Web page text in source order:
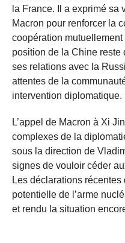
la France. Il a exprimé sa
Macron pour renforcer la
coopération
position de la Chine
ses relations avec la
attentes de la
intervention diplomatique.
L’appel de Macron à Xi
complexes de la
sous la direction de
signes de vouloir céder
Les déclarations
potentielle de l’arme
et rendu la situation